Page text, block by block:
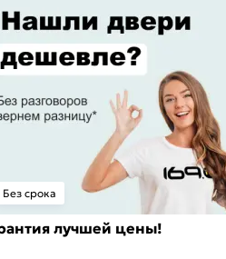
Без срока
лучшей цены!